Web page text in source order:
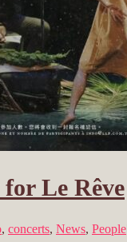
Le Rêve
, concerts, News, People